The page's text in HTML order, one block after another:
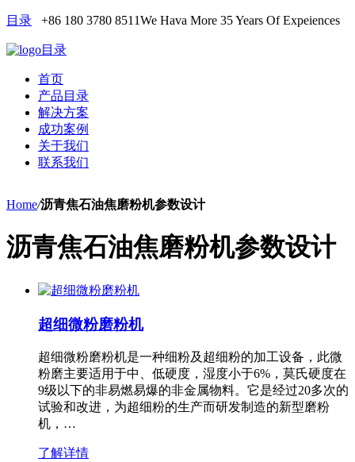
目录 +86 180 3780 8511We Hava More 35 Years Of Expeiences
目录
首页
产品目录
解决方案
成功案例
关于我们
联系我们
Home/沥青焦石油焦磨粉机参数设计
沥青焦石油焦磨粉机参数设计
超细微粉磨粉机
超细微粉磨粉机是一种细粉及超细粉的加工设备，此微
粉磨主要适用于中、低硬度，湿度小于6%，莫氏硬度在
9级以下的非易燃易爆的非金属物料。它是经过20多次的
试验和改进，为超细粉的生产而研发制造的新型磨粉
机，…
了解详情